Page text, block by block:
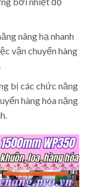
nâng hạ nhanh
vận chuyển hàng
bị các chức năng
hàng hóa nặng